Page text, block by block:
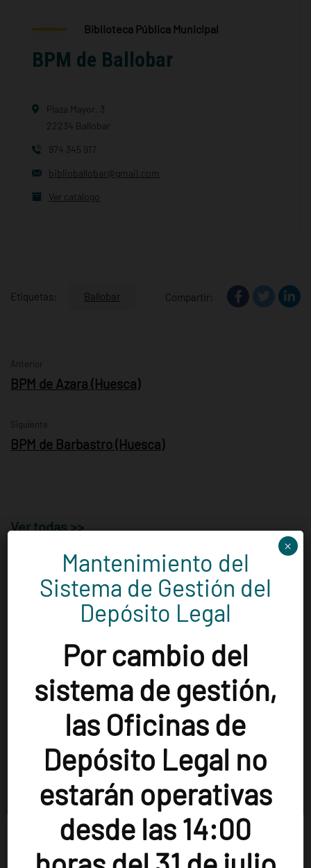
Biblioteca Pública Municipal
BPM de Ballobar
Plaza Mayor, 3
22234 Ballobar
974 345 917
biblioballobar@gmail.com
Ver catálogo
Etiquetas: Ballobar Compartir:
Anterior
BPM de Azara (Huesca)
Siguiente
BPM de Barbastro (Huesca)
Ver todas >>
Directorio Bibliotecas Públicas >>
Provincia / Comarca
Población
Usamos cookies en nuestro sitio web para brindarle la
experiencia más relevante recordando sus preferencias y
visitas repetidas. Al hacer clic en "Aceptar", acepta el uso
Mantenimiento del
Sistema de Gestión del
Depósito Legal
Por cambio del
sistema de gestión,
las Oficinas de
Depósito Legal no
estarán operativas
desde las 14:00
×